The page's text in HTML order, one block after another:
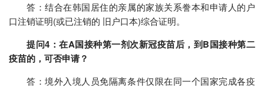
答：结合在韩国居住的亲属的家族关系誊本和申请人的户
口注销证明(或已注销的 旧户口本)综合证明。
提问4：在A国接种第一剂次新冠疫苗后，到B国接种第二
疫苗的，可否申请？
答：境外入境人员免隔离条件仅限在同一个国家完成各疫